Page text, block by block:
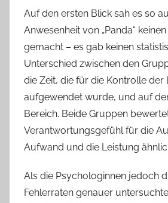
Auf den ersten Blick sah es so
Anwesenheit von „Panda“
gemacht – es gab keinen
Unterschied zwischen den
die Zeit, die für die Kontrolle der
aufgewendet wurde, und auf
Bereich. Beide Gruppen
Verantwortungsgefühl für die
Aufwand und die Leistung
Als die Psychologinnen jedoch
Fehlerraten genauer